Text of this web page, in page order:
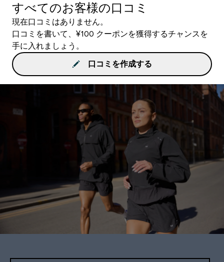
すべてのお客様の口コミ
現在口コミはありません。
口コミを書いて、¥100 クーポンを獲得するチャンスを
手に入れましょう。
口コミを作成する